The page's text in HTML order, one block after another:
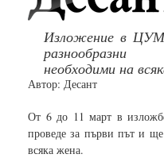
Изложение в
необходими на
Автор: Десант
От 6 до 11 март в
проведе за първи път и
всяка жена.